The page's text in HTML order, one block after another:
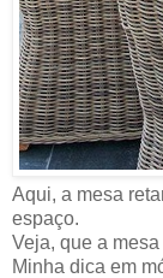
Aqui, a mesa
espaço.
Veja, que a
Minha dica em